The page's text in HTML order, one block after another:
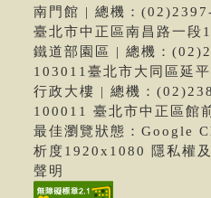
南門館 | 總機：
臺北市中正區南昌路一段
鐵道部園區 | 總機：
103011臺北市大同區延
行政大樓 | 總機：
100011 臺北市中正區館
最佳瀏覽狀態：Google
析度1920x1080 隱私權
聲明